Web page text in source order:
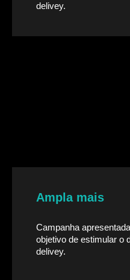
delivey.
Ampla mais
Campanha
objetivo de estimular o
delivey.